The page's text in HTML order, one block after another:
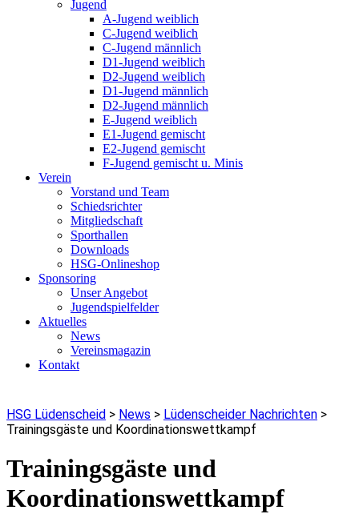
Jugend
A-Jugend weiblich
C-Jugend weiblich
C-Jugend männlich
D1-Jugend weiblich
D2-Jugend weiblich
D1-Jugend männlich
D2-Jugend männlich
E-Jugend weiblich
E1-Jugend gemischt
E2-Jugend gemischt
F-Jugend gemischt u. Minis
Verein
Vorstand und Team
Schiedsrichter
Mitgliedschaft
Sporthallen
Downloads
HSG-Onlineshop
Sponsoring
Unser Angebot
Jugendspielfelder
Aktuelles
News
Vereinsmagazin
Kontakt
HSG Lüdenscheid > News > Lüdenscheider Nachrichten >
Trainingsgäste und Koordinationswettkampf
Trainingsgäste und
Koordinationswettkampf